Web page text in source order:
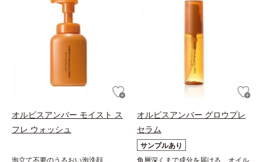
オルビスアンバー モイスト ス
フレ ウォッシュ
泡立て不要のうるおい泡洗顔
オルビスアンバー グロウプレ
セラム
サンプルあり
角層深くまで成分を届ける、オイル